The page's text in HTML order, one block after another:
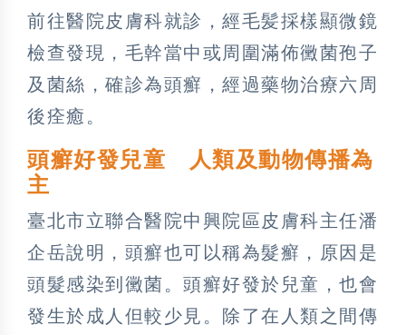
前往醫院皮膚科就診，經毛髪採樣顯微鏡
檢查發現，毛幹當中或周圍滿佈黴菌孢子
及菌絲，確診為頭癬，經過藥物治療六周
後痊癒。
頭癬好發兒童 人類及動物傳播為
主
臺北市立聯合醫院中興院區皮膚科主任潘
企岳說明，頭癬也可以稱為髮癬，原因是
頭髮感染到黴菌。頭癬好發於兒童，也會
發生於成人但較少見。除了在人類之間傳